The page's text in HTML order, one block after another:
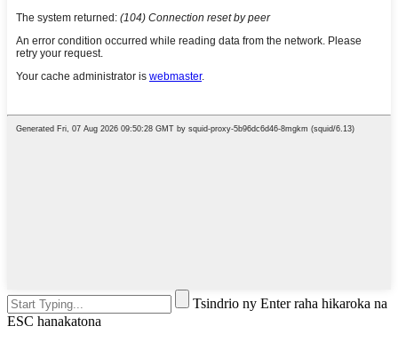
Tsindrio ny Enter raha hikaroka na
ESC hanakatona